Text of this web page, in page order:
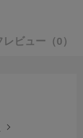
レビュー （0）